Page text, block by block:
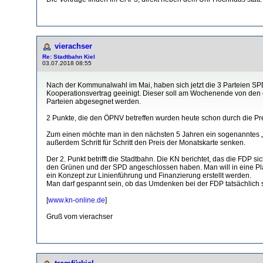
vierachser
Re: Stadtbahn Kiel
03.07.2018 08:55
Nach der Kommunalwahl im Mai, haben sich jetzt die 3 Parteien
Kooperationsvertrag geeinigt. Dieser soll am Wochenende von
Parteien abgesegnet werden.
2 Punkte, die den ÖPNV betreffen wurden heute schon durch die
Zum einen möchte man in den nächsten 5 Jahren ein sogenanntes
außerdem Schritt für Schritt den Preis der Monatskarte senken.
Der 2. Punkt betrifft die Stadtbahn. Die KN berichtet, das die FDP
den Grünen und der SPD angeschlossen haben. Man will in eine
ein Konzept zur Linienführung und Finanzierung erstellt werden.
Man darf gespannt sein, ob das Umdenken bei der FDP
[www.kn-online.de]
Gruß vom vierachser